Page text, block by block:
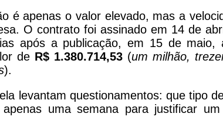
é apenas o valor elevado, mas a
O contrato foi assinado em 14 de
após a publicação, em 15 de maio,
de R$ 1.380.714,53(um milhão,
).
levantam questionamentos: que tipo
uma semana para justificar